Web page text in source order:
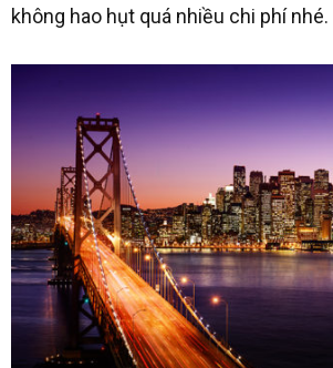
không hao hụt quá nhiều chi phí nhé.